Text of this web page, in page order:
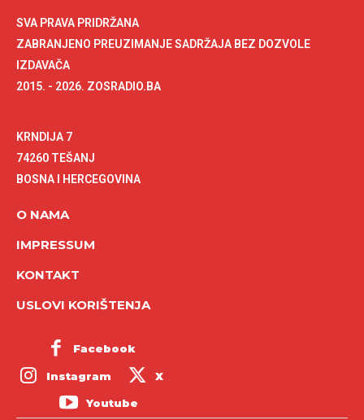
SVA PRAVA PRIDRŽANA
ZABRANJENO PREUZIMANJE SADRŽAJA BEZ DOZVOLE
IZDAVAČA
2015. - 2026. ZOSRADIO.BA
KRNDIJA 7
74260 TEŠANJ
BOSNA I HERCEGOVINA
O NAMA
IMPRESSUM
KONTAKT
USLOVI KORIŠTENJA
Facebook
Instagram X
Youtube